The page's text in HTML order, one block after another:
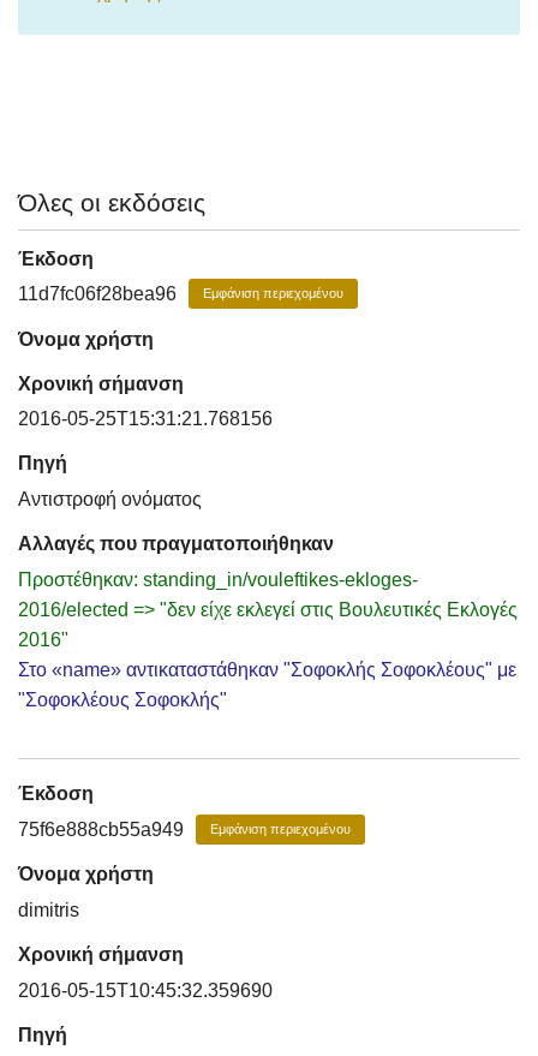
Όλες οι εκδόσεις
Έκδοση
11d7fc06f28bea96
Εμφάνιση περιεχομένου
Όνομα χρήστη
Χρονική σήμανση
2016-05-25T15:31:21.768156
Πηγή
Αντιστροφή ονόματος
Αλλαγές που πραγματοποιήθηκαν
Προστέθηκαν: standing_in/vouleftikes-ekloges-
2016/elected => "δεν είχε εκλεγεί στις Βουλευτικές Εκλογές
2016"
Στο «name» αντικαταστάθηκαν "Σοφοκλής Σοφοκλέους" με
"Σοφοκλέους Σοφοκλής"
Έκδοση
75f6e888cb55a949
Εμφάνιση περιεχομένου
Όνομα χρήστη
dimitris
Χρονική σήμανση
2016-05-15T10:45:32.359690
Πηγή